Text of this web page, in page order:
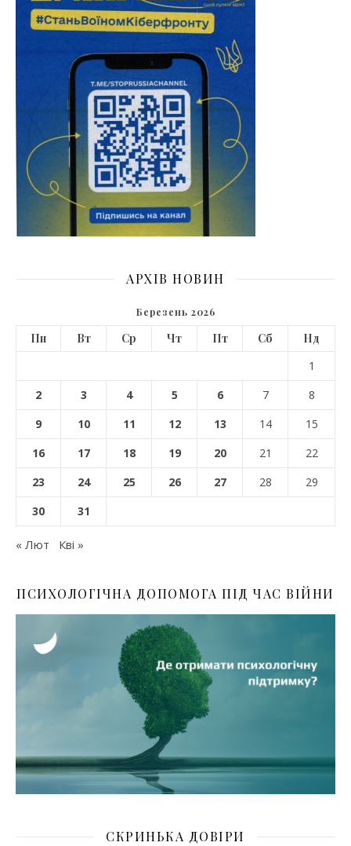
АРХІВ НОВИН
Березень 2026
Пн Вт Ср Чт Пт Сб
Нд
1
2
3 4 5 6 7
8
9
10 11 12 13 14
15
16
17 18 19 20 21
22
23
24 25 26 27 28
29
30
31
« Лют Кві »
ПСИХОЛОГІЧНА ДОПОМОГА ПІД ЧАС ВІЙНИ
СКРИНЬКА ДОВІРИ